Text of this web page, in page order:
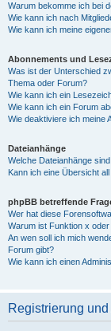
Warum bekomme ich bei
Wie kann ich nach
Wie kann ich meine
Abonnements und
Was ist der Unterschied
Thema oder Forum?
Wie kann ich ein
Wie kann ich ein Forum
Wie deaktiviere ich meine
Dateianhänge
Welche Dateianhänge
Kann ich eine Übersicht
phpBB betreffende
Wer hat diese
Warum ist Funktion x
An wen soll ich mich
Forum gibt?
Wie kann ich einen
Registrierung